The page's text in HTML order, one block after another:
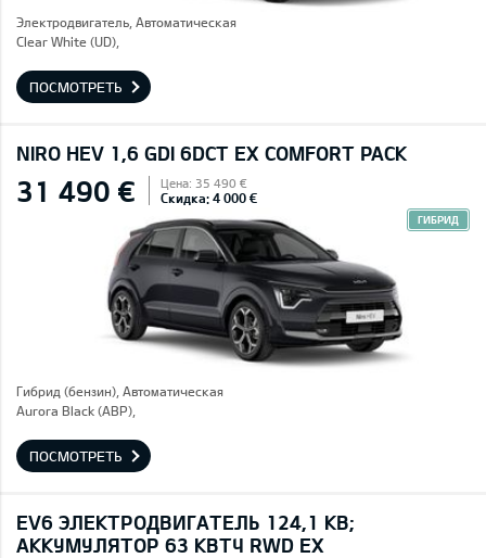
Электродвигатель, Автоматическая
Clear White (UD),
ПОСМОТРЕТЬ
NIRO HEV 1,6 GDI 6DCT EX COMFORT PACK
31 490 € Цена: 35 490 €
Скидка: 4 000 €
ГИБРИД
Гибрид (бензин), Автоматическая
Aurora Black (ABP),
ПОСМОТРЕТЬ
EV6 ЭЛЕКТРОДВИГАТЕЛЬ 124,1 КВ;
AККУМУЛЯТОР 63 КВТЧ RWD EX